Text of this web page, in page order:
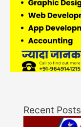
Recent Posts